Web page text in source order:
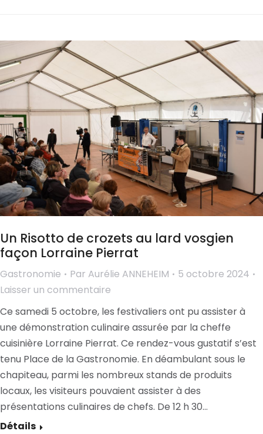
Un Risotto de crozets au lard vosgien
façon Lorraine Pierrat
Gastronomie Par Aurélie ANNEHEIM
5 octobre 2024
Laisser un commentaire
Ce samedi 5 octobre, les festivaliers ont pu assister à
une démonstration culinaire assurée par la cheffe
cuisinière Lorraine Pierrat. Ce rendez-vous gustatif s’est
tenu Place de la Gastronomie. En déambulant sous le
chapiteau, parmi les nombreux stands de produits
locaux, les visiteurs pouvaient assister à des
présentations culinaires de chefs. De 12 h 30…
Détails